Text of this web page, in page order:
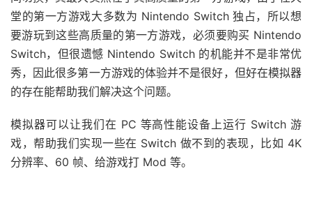
堂的第一方游戏大多数为 Nintendo Switch 独占，所以想
要游玩到这些高质量的第一方游戏，必须要购买 Nintendo
Switch，但很遗憾 Nintendo Switch 的机能并不是非常优
秀，因此很多第一方游戏的体验并不是很好，但好在模拟器
的存在能帮助我们解决这个问题。
模拟器可以让我们在 PC 等高性能设备上运行 Switch 游
戏，帮助我们实现一些在 Switch 做不到的表现，比如 4K
分辨率、60 帧、给游戏打 Mod 等。